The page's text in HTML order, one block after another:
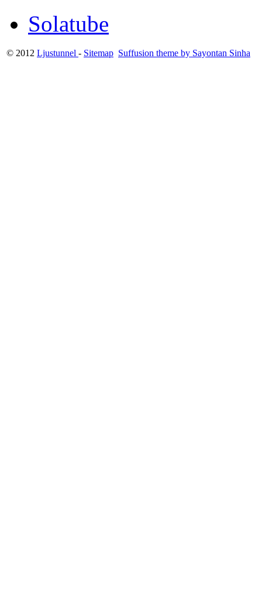
Solatube
© 2012 Ljustunnel - Sitemap Suffusion theme by Sayontan Sinha